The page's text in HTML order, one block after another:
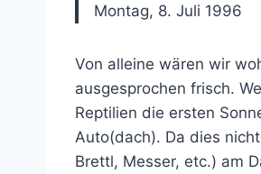
Montag, 8. Juli 1996
Von alleine wären wir
ausgesprochen frisch.
Reptilien die ersten
Auto(dach). Da dies
Brettl, Messer, etc.) am